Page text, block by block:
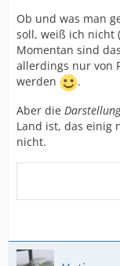
Ob und was man
soll, weiß ich nicht
Momentan sind
allerdings nur von
werden
.
Aber die Darstellung
Land ist, das einig
nicht.